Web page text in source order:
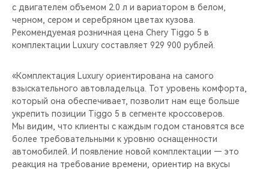
с двигателем объемом 2.0 л и вариатором в белом,
черном, сером и серебряном цветах кузова.
Рекомендуемая розничная цена Chery Tiggo 5 в
комплектации Luxury составляет 929 900 рублей.
«Комплектация Luxury ориентирована на самого
взыскательного автовладельца. Тот уровень комфорта,
который она обеспечивает, позволит нам еще больше
укрепить позиции Tiggo 5 в сегменте кроссоверов.
Мы видим, что клиенты с каждым годом становятся все
более требовательными к уровню оснащенности
автомобилей. И появление новой комплектации — это
реакция на требование времени, ориентир на вкусы